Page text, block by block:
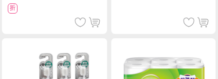
折